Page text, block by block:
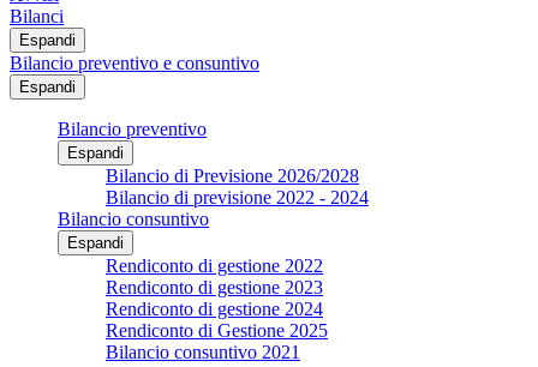
Bilanci
Espandi
Bilancio preventivo e consuntivo
Espandi
Bilancio preventivo
Espandi
Bilancio di Previsione 2026/2028
Bilancio di previsione 2022 - 2024
Bilancio consuntivo
Espandi
Rendiconto di gestione 2022
Rendiconto di gestione 2023
Rendiconto di gestione 2024
Rendiconto di Gestione 2025
Bilancio consuntivo 2021